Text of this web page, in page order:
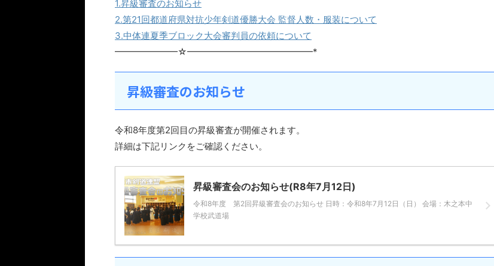
1.昇級審査のお知らせ
2.第21回都道府県対抗少年剣道優勝大会 監督人数・服装について
3.中体連夏季ブロック大会審判員の依頼について
━━━━━━━☆━━━━━━━━━━━━━━*
昇級審査のお知らせ
令和8年度第2回目の昇級審査が開催されます。
詳細は下記リンクをご確認ください。
昇級審査会のお知らせ(R8年7月12日)
令和8年度 第2回昇級審査会のお知らせ 日時：令和8年7月12日（日） 会場：木之本中
学校武道場